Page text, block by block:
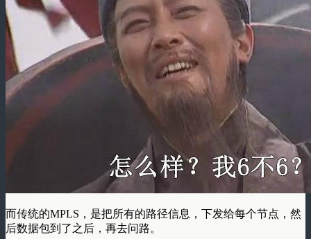
而传统的MPLS，是把所有的路径信息，下发给每个节点，然
后数据包到了之后，再去问路。